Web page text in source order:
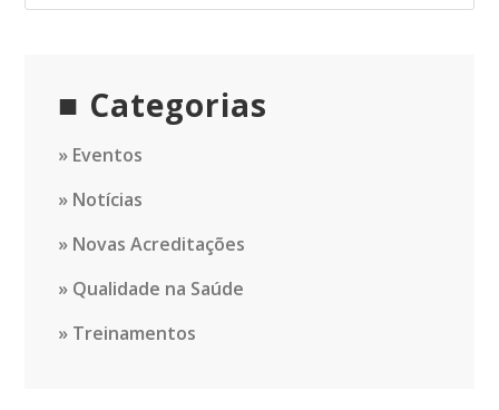
Categorias
Eventos
Notícias
Novas Acreditações
Qualidade na Saúde
Treinamentos